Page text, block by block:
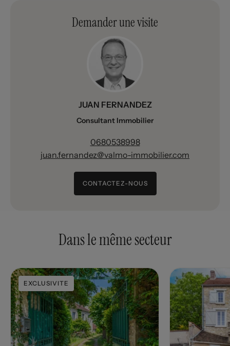
Demander une visite
JUAN FERNANDEZ
Consultant Immobilier
0680538998
juan.fernandez@valmo-immobilier.com
CONTACTEZ-NOUS
Dans le même secteur
EXCLUSIVITE